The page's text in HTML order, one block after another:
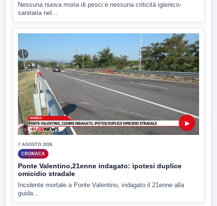
Nessuna nuova moria di pesci e nessuna criticità igienico-
sanitaria nel...
▶
7 AGOSTO 2026
CRONACA
Ponte Valentino,21enne indagato: ipotesi duplice
omicidio stradale
Incidente mortale a Ponte Valentino, indagato il 21enne alla
guida...